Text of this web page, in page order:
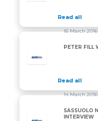
Read all
16 March
PETER FILL
Read all
14 March
SASSUOLO
INTERVIEW